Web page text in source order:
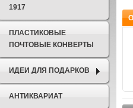
1917
ПЛАСТИКОВЫЕ
ПОЧТОВЫЕ КОНВЕРТЫ
ИДЕИ ДЛЯ ПОДАРКОВ
АНТИКВАРИАТ